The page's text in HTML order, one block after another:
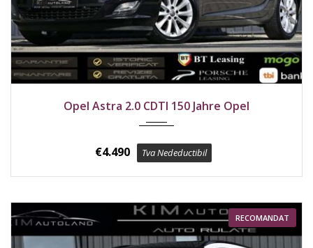
Opel Astra 2.0 CDTI 150 Jahre Opel
€4.490 Tva Nedeductibil
RECOMANDAT